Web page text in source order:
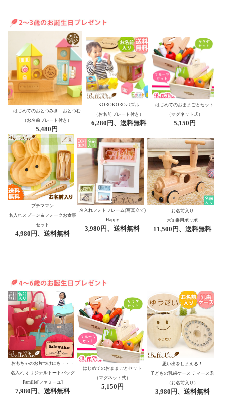
はじめてのおとつみき おとつむ
（お名前プレート付き）
5,480円
KOROKOROパズル
（お名前プレート付き）
6,280円、送料無料
はじめてのおままごとセット
（マグネット式）
5,150円
プチママン
名入れスプーン＆フォークお食事
セット
4,980円、送料無料
名入れフォトフレーム(写真立て)
Happy
3,980円、送料無料
お名前入り
木's 乗用ポッポ
11,500円、送料無料
おもちゃのお片づけにも・・・
名入れ オリジナルトートバッグ
Famille[ファミーユ]
7,980円、送料無料
はじめてのおままごとセット
（マグネット式）
5,150円
思い出をしまえる！
子どもの乳歯ケース ティース君
（お名前入り）
3,980円、送料無料